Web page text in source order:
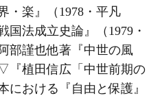
・楽』（1978・平凡
国法成立史論』（1979・
阿部謹也他著『中世の風
『植田信広「中世前期の
おける『自由と保護』